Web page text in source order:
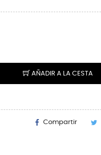
AÑADIR A LA CESTA
Compartir